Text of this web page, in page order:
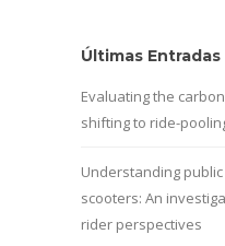
Últimas Entradas
Evaluating the
shifting to ride-
Understanding
scooters: An
rider perspectives